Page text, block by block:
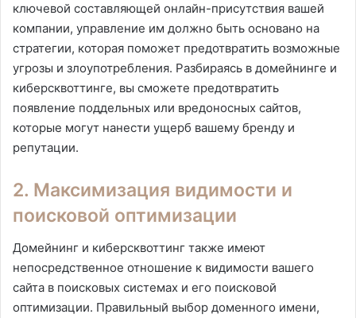
ключевой составляющей онлайн-присутствия вашей
компании, управление им должно быть основано на
стратегии, которая поможет предотвратить возможные
угрозы и злоупотребления. Разбираясь в домейнинге и
киберсквоттинге, вы сможете предотвратить
появление поддельных или вредоносных сайтов,
которые могут нанести ущерб вашему бренду и
репутации.
2. Максимизация видимости и
поисковой оптимизации
Домейнинг и киберсквоттинг также имеют
непосредственное отношение к видимости вашего
сайта в поисковых системах и его поисковой
оптимизации. Правильный выбор доменного имени,